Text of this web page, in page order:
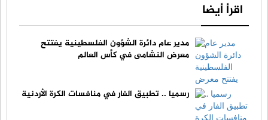
اقرأ أيضا
‏مدير عام دائرة الشؤون الفلسطينية يفتتح
معرض النشامى في كأس العالم
رسميا .. تطبيق الفار في منافسات الكرة الأردنية